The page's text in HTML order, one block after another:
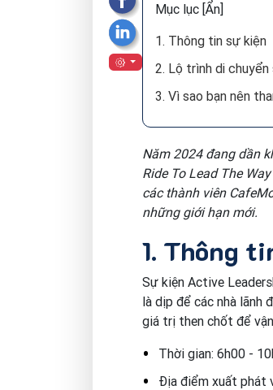
Mục lục [Ẩn]
1. Thông tin sự kiện
2. Lộ trình di
3. Vì sao bạn nên
Năm 2024 đang dần
Ride To Lead The
các thành viên
những giới hạn mới.
1. Thông
Sự kiện Active
là dịp để các nhà lãnh
giá trị then chốt để
Thời gian: 6h00 -
Địa điểm xuất phát